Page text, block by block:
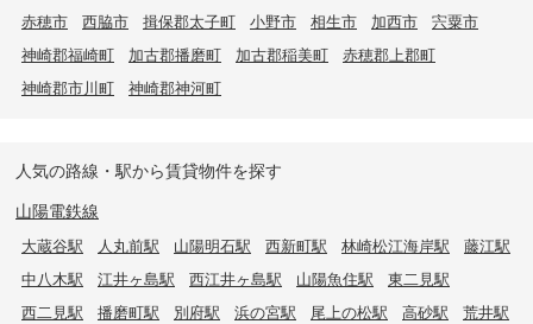
赤穂市
西脇市 揖保郡太子町 小野市 相生市 加西市
宍粟市
神崎郡福崎町
加古郡播磨町 加古郡稲美町
赤穂郡上郡町
神崎郡市川町
神崎郡神河町
人気の路線・駅から賃貸物件を探す
山陽電鉄線
大蔵谷駅 人丸前駅 山陽明石駅 西新町駅 林崎松江海岸駅
藤江駅
中八木駅
江井ヶ島駅 西江井ヶ島駅 山陽魚住駅
東二見駅
西二見駅
播磨町駅 別府駅 浜の宮駅 尾上の松駅 高砂駅
荒井駅